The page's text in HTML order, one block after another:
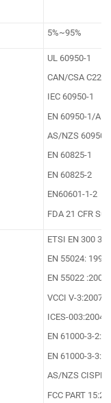
5%~95%
UL 60950-1
CAN/CSA
IEC 60950-1
EN 60950-1/A11
AS/NZS 60950
EN 60825-1
EN 60825-2
EN60601-1-2
FDA 21 CFR
ETSI EN 300
EN 55024:
EN 55022 :2006
VCCI V-3:2007
ICES-003:2004
EN 61000-3-
EN 61000-3-
AS/NZS CISPR
FCC PART